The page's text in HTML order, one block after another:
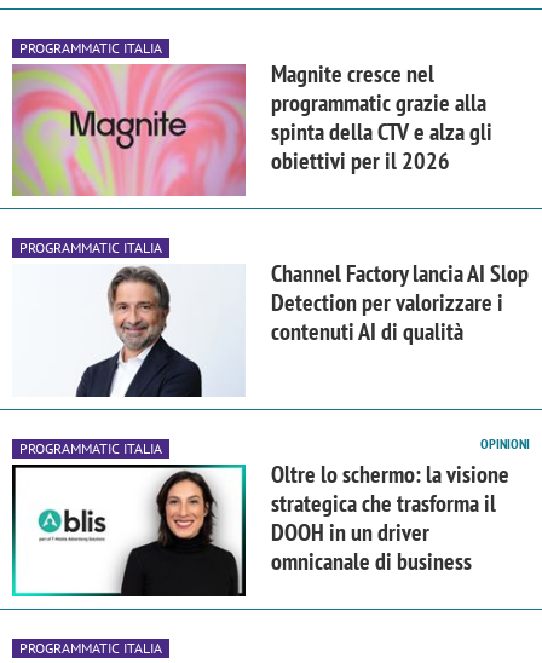
PROGRAMMATIC ITALIA
Magnite cresce nel
programmatic grazie alla
spinta della CTV e alza gli
obiettivi per il 2026
PROGRAMMATIC ITALIA
Channel Factory lancia AI Slop
Detection per valorizzare i
contenuti AI di qualità
PROGRAMMATIC ITALIA OPINIONI
Oltre lo schermo: la visione
strategica che trasforma il
DOOH in un driver
omnicanale di business
PROGRAMMATIC ITALIA